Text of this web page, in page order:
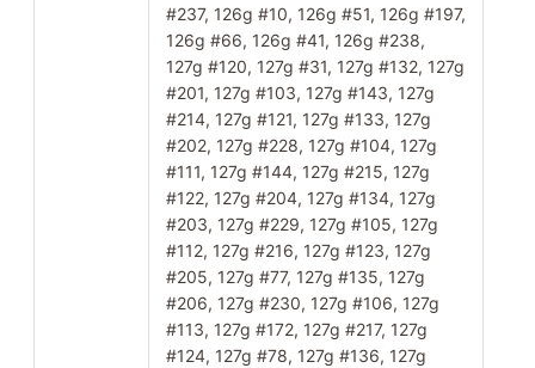
#237, 126g #10, 126g #51, 126g #197,
126g #66, 126g #41, 126g #238,
127g #120, 127g #31, 127g #132, 127g
#201, 127g #103, 127g #143, 127g
#214, 127g #121, 127g #133, 127g
#202, 127g #228, 127g #104, 127g
#111, 127g #144, 127g #215, 127g
#122, 127g #204, 127g #134, 127g
#203, 127g #229, 127g #105, 127g
#112, 127g #216, 127g #123, 127g
#205, 127g #77, 127g #135, 127g
#206, 127g #230, 127g #106, 127g
#113, 127g #172, 127g #217, 127g
#124, 127g #78, 127g #136, 127g